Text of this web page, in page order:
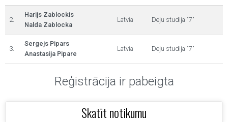
2.
Harijs Zablockis
Nalda Zablocka
Latvia Deju studija "7"
3.
Sergejs Pipars
Anastasija Pipare
Latvia Deju studija "7"
Reģistrācija ir pabeigta
Skatīt notikumu